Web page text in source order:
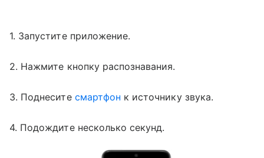
1. Запустите приложение.
2. Нажмите кнопку распознавания.
3. Поднесите смартфон к источнику звука.
4. Подождите несколько секунд.